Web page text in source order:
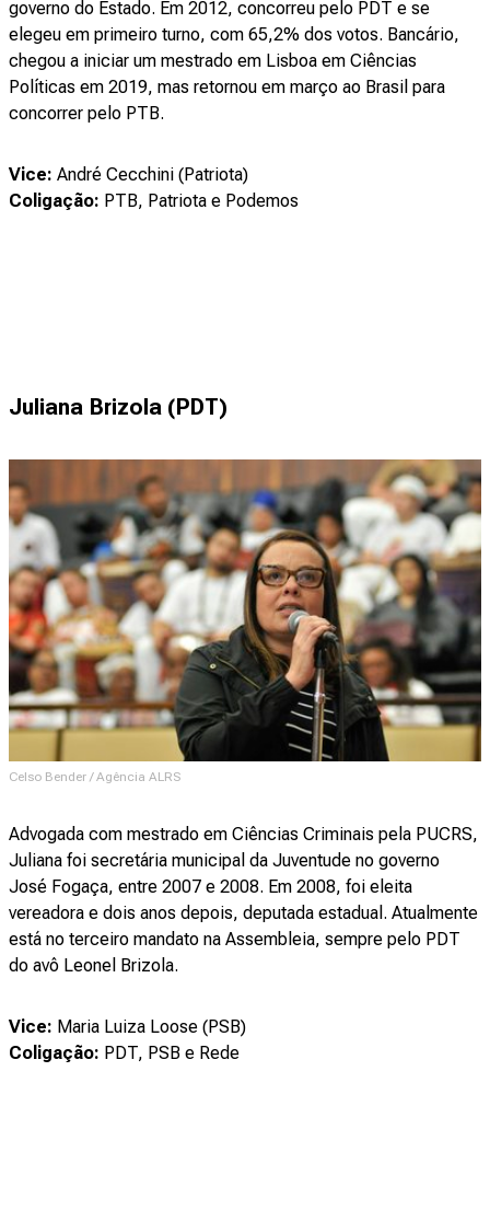
governo do Estado. Em 2012, concorreu pelo PDT e se
elegeu em primeiro turno, com 65,2% dos votos. Bancário,
chegou a iniciar um mestrado em Lisboa em Ciências
Políticas em 2019, mas retornou em março ao Brasil para
concorrer pelo PTB.
Vice: André Cecchini (Patriota)
Coligação: PTB, Patriota e Podemos
Juliana Brizola (PDT)
Celso Bender / Agência ALRS
Advogada com mestrado em Ciências Criminais pela PUCRS,
Juliana foi secretária municipal da Juventude no governo
José Fogaça, entre 2007 e 2008. Em 2008, foi eleita
vereadora e dois anos depois, deputada estadual. Atualmente
está no terceiro mandato na Assembleia, sempre pelo PDT
do avô Leonel Brizola.
Vice: Maria Luiza Loose (PSB)
Coligação: PDT, PSB e Rede